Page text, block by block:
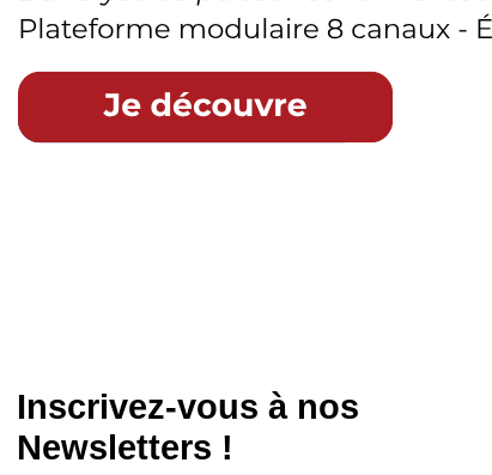
Inscrivez-vous à nos
Newsletters !